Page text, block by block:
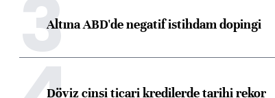
3Altına ABD'de negatif istihdam dopingi
Döviz cinsi ticari kredilerde tarihi rekor